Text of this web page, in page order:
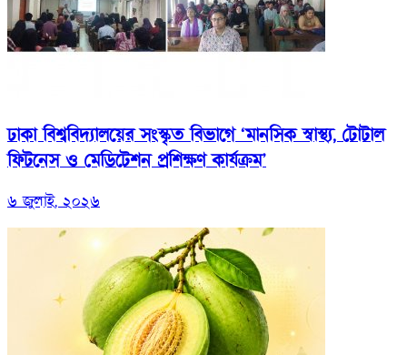
ঢাকা বিশ্ববিদ্যালয়ের সংস্কৃত বিভাগে ‘মানসিক স্বাস্থ্য, টোটাল
ফিটনেস ও মেডিটেশন প্রশিক্ষণ কার্যক্রম’
৬ জুলাই, ২০২৬